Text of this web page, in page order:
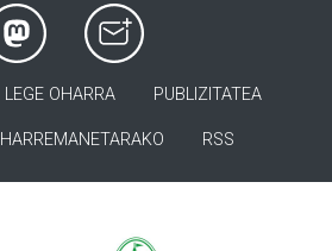
LEGE OHARRA PUBLIZITATEA
HARREMANETARAKO RSS